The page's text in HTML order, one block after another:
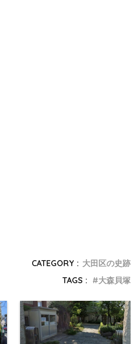
CATEGORY : 大田区の史跡
TAGS :
大森貝塚